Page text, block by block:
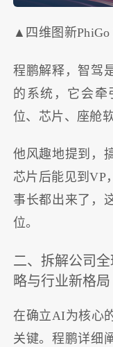
▲四维图新PhiGo
程鹏解释，智驾
的系统，它会牵
位、芯片、座舱
他风趣地提到，
芯片后能见到VP
事长都出来了，
位。
二、拆解公司
略与行业新格局
在确立AI为核心
关键。程鹏详细